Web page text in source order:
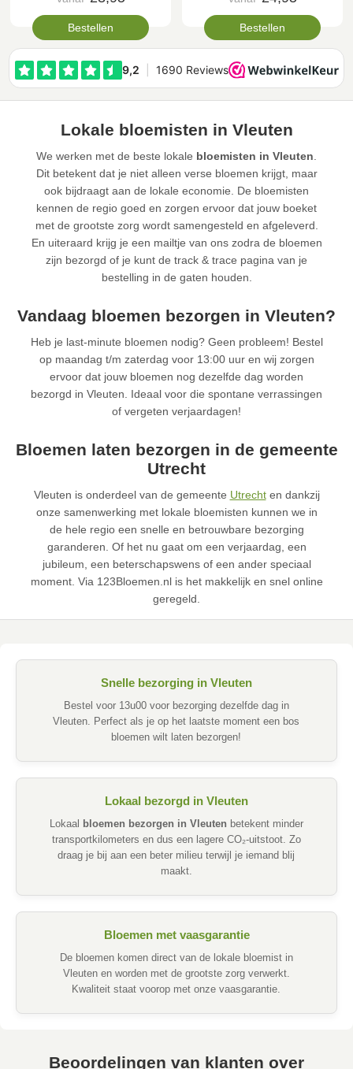
Bestellen Bestellen
Lokale bloemisten in Vleuten
We werken met de beste lokale bloemisten in Vleuten
Dit betekent dat je niet alleen verse bloemen krijgt, maar
ook bijdraagt aan de lokale economie. De bloemisten
kennen de regio goed en zorgen ervoor dat jouw boeket
met de grootste zorg wordt samengesteld en afgeleverd.
En uiteraard krijg je een mailtje van ons zodra de bloemen
zijn bezorgd of je kunt de track & trace pagina van je
bestelling in de gaten houden.
Vandaag bloemen bezorgen in Vleuten?
Heb je last-minute bloemen nodig? Geen probleem! Bestel
op maandag t/m zaterdag voor 13:00 uur en wij zorgen
ervoor dat jouw bloemen nog dezelfde dag worden
bezorgd in Vleuten. Ideaal voor die spontane verrassingen
of vergeten verjaardagen!
Bloemen laten bezorgen in de gemeente
Utrecht
Vleuten is onderdeel van de gemeente Utrechten dankzij
onze samenwerking met lokale bloemisten kunnen we in
de hele regio een snelle en betrouwbare bezorging
garanderen. Of het nu gaat om een verjaardag, een
jubileum, een beterschapswens of een ander speciaal
moment. Via 123Bloemen.nl is het makkelijk en snel online
geregeld.
Snelle bezorging in Vleuten
Bestel voor 13u00 voor bezorging dezelfde dag in
Vleuten. Perfect als je op het laatste moment een bos
bloemen wilt laten bezorgen!
Lokaal bezorgd in Vleuten
Lokaal bloemen bezorgen in Vleuten betekent minder
transportkilometers en dus een lagere CO₂-uitstoot. Zo
draag je bij aan een beter milieu terwijl je iemand blij
maakt.
Bloemen met vaasgarantie
De bloemen komen direct van de lokale bloemist in
Vleuten en worden met de grootste zorg verwerkt.
Kwaliteit staat voorop met onze vaasgarantie.
Beoordelingen van klanten over